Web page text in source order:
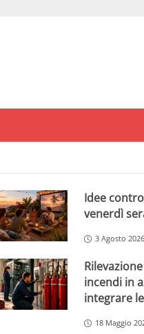
Idee
venerdì
3 Agosto 2026
incendi in
integrare
18 Maggio